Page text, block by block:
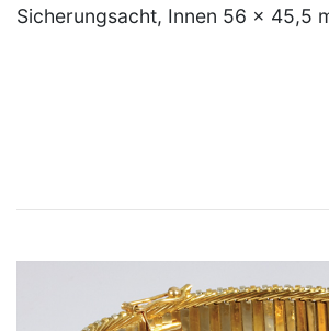
Sicherungsacht, Innen 56 x 45,5